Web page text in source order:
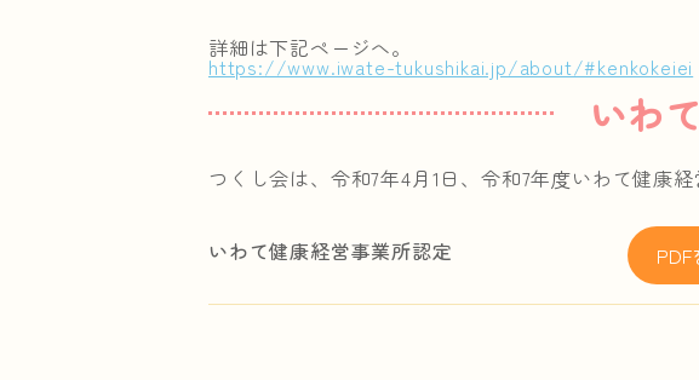
詳細は下記ページへ。
https://www.iwate-tukushikai.jp/about/#kenkokeiei
いわ
つくし会は、令和7年4月1日、令和7年度いわて健康
いわて健康経営事業所認定 PDF